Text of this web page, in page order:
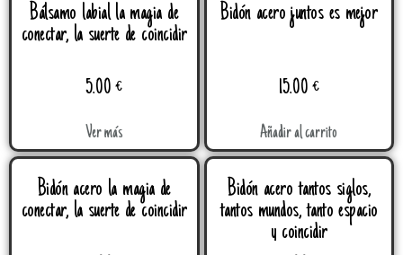
Bálsamo labial la magia de
conectar, la suerte de coincidir
5.00€
Ver más
Bidón acero juntos es mejor
15.00 €
Añadir al carrito
Bidón acero la magia de
conectar, la suerte de coincidir
Bidón acero tantos siglos,
tantos mundos, tanto espacio
y coincidir